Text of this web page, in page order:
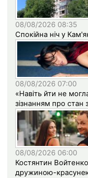
08/08/2026 08:35
Спокійна ніч у
08/08/2026 07:00
«Навіть йти не
зізнанням про стан
08/08/2026 06:00
Костянтин
дружиною-